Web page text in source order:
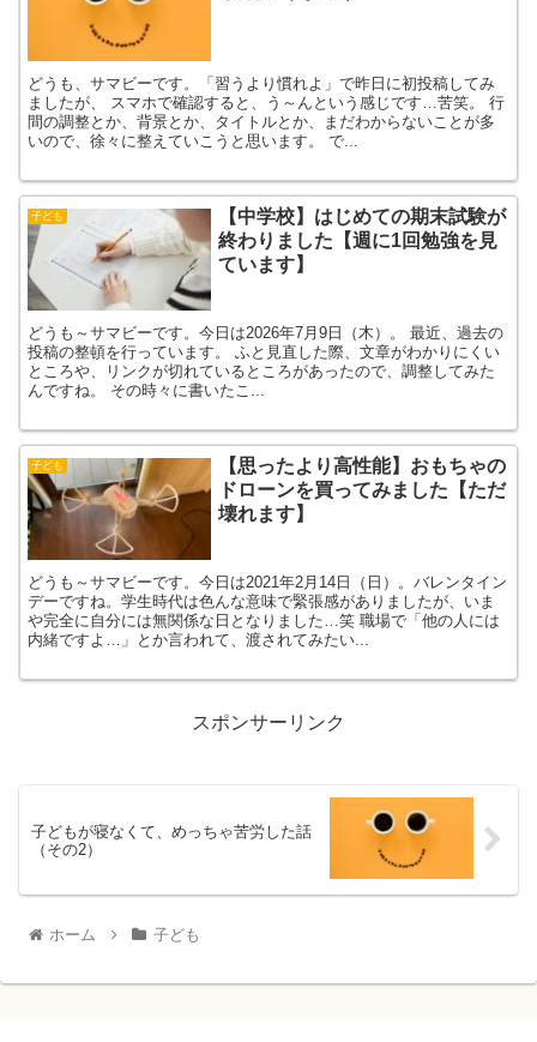
どうも、サマビーです。「習うより慣れよ」で昨日に初投稿してみ
ましたが、 スマホで確認すると、う～んという感じです…苦笑。 行
間の調整とか、背景とか、タイトルとか、まだわからないことが多
いので、徐々に整えていこうと思います。 で...
子ども
【中学校】はじめての期末試験が
終わりました【週に1回勉強を見
ています】
どうも～サマビーです。今日は2026年7月9日（木）。 最近、過去の
投稿の整頓を行っています。 ふと見直した際、文章がわかりにくい
ところや、リンクが切れているところがあったので、調整してみた
んですね。 その時々に書いたこ...
子ども
【思ったより高性能】おもちゃの
ドローンを買ってみました【ただ
壊れます】
どうも～サマビーです。今日は2021年2月14日（日）。バレンタイン
デーですね。学生時代は色んな意味で緊張感がありましたが、いま
や完全に自分には無関係な日となりました…笑 職場で「他の人には
内緒ですよ…」とか言われて、渡されてみたい...
スポンサーリンク
子どもが寝なくて、めっちゃ苦労した話
（その2）
ホーム 子ども